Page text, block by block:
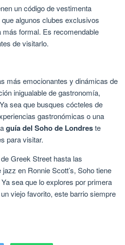
un código de vestimenta
algunos clubes exclusivos
formal. Es recomendable
de visitarlo.
más emocionantes y dinámicas de
inigualable de gastronomía,
sea que busques cócteles de
gastronómicas o una
guía del Soho de Londreste
para visitar.
Greek Street hasta las
en Ronnie Scott’s, Soho tiene
sea que lo explores por primera
viejo favorito, este barrio siempre